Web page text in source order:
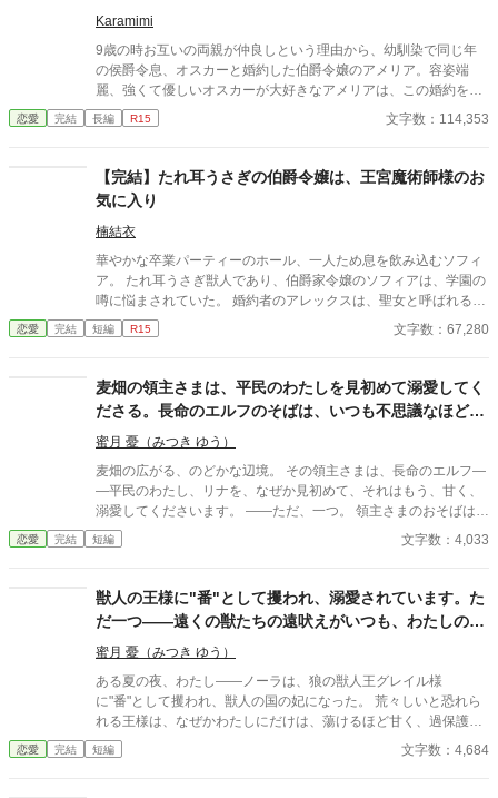
Karamimi
9歳の時お互いの両親が仲良しという理由から、幼馴染で同じ年
の侯爵令息、オスカーと婚約した伯爵令嬢のアメリア。容姿端
麗、強くて優しいオスカーが大好きなアメリアは、この婚約を心
から喜んだ。 順風満帆に見えた2人だったが、婚約から5年後、貴
族学院に入学してから状況は少しずつ変化する。元々容姿端麗、
放っておく訳もなく、毎日たくさんの令嬢に囲まれるオスカー。
特に最近は、侯爵令嬢のミアと一緒に居る事も多くなった。自分
より身分が高く美しいミアと幸せそうに微笑むオスカーの姿を見
たアメリアは、ある決意をする。 そんなアメリアに対し、オスカ
ーは… とても残念なヒーローと、行動派だが周りに流されやすい
ヒロインのお話です。
恋愛 完結 長編 R15 文字数：114,353
【完結】たれ耳うさぎの伯爵令嬢は、王宮魔術師様のお
気に入り
楠結衣
華やかな卒業パーティーのホール、一人ため息を飲み込むソフィ
ア。 たれ耳うさぎ獣人であり、伯爵家令嬢のソフィアは、学園の
噂に悩まされていた。 婚約者のアレックスは、聖女と呼ばれる美
少女と婚約をするという。そんな中、見せつけるように、揃いの
色のドレスを身につけた聖女がアレックスにエスコートされてや
とはなかった。 なぜなら、アレックスが聖女と結婚を誓う魔術を
使っているのを偶然見てしまったから。 せめて、婚約破棄される
瞬間は、アレックスのお気に入りだったたれ耳が、可愛く見える
ように願うソフィア。 「ソフィーの耳は、ふわふわで気持ちいい
ね」 「ソフィーはどれだけ僕を夢中にさせたいのかな……」 かつ
て掛けられた甘い言葉の数々が、ソフィアの胸を締め付ける。 執
着していたアレックスの真意とは？ソフィアの初恋の行方は？！
見た目に自信のない伯爵令嬢と、伯爵令嬢のたれ耳をこよなく愛
する見た目は余裕のある大人、中身はちょっぴり変態な先生兼、
2.9ホットランキング4位 ありがとうございます♪
恋愛 完結 短編 R15 文字数：67,280
麦畑の領主さまは、平民のわたしを見初めて溺愛してく
ださる。長命のエルフのそばは、いつも不思議なほど静
かで—麦の穂ずれとわたしの声だけが響く
蜜月 憂（みつき ゆう）
麦畑の広がる、のどかな辺境。 その領主さまは、長命のエルフ―
―平民のわたし、リナを、なぜか見初めて、それはもう、甘く、
溺愛してくださいます。 ――ただ、一つ。 領主さまのおそばは、
いつも、不思議なほど、静かなのです。 街のざわめきも、人の悪
口も、噂話も。……なぜだか、わたしの耳には、少しも、届きま
と、わたし自身の声だけ。 ……ねえ、領主さま。どうして、あな
たのそばは、こんなにも、静かなの？ ※二人にとっては、最初か
ら最後までハッピーエンドです。 ※甘々ですが、ほの暗いホラー
風味（長命のエルフの、静かで途方もない執着）があります。ヒ
ロインは絶対に傷つかず、領主に深く愛されて幸せなままの物語
です。幽霊やお化けは出ません。
恋愛 完結 短編 文字数：4,033
獣人の王様に"番"として攫われ、溺愛されています。た
だ一つ——遠くの獣たちの遠吠えがいつも、わたしの居
場所を、あの人に報せているようなのです
蜜月 憂（みつき ゆう）
ある夏の夜、わたし――ノーラは、狼の獣人王グレイル様
に"番"として攫われ、獣人の国の妃になった。 荒々しいと恐れら
れる王様は、なぜかわたしにだけは、蕩けるほど甘く、過保護な
ほど優しい。 ――ただ一つ。 真夏の夜、遠くの森や山から、獣た
ちの遠吠えが、いつも聞こえてくるのです。 そして不思議なこと
恋愛 完結 短編 文字数：4,684